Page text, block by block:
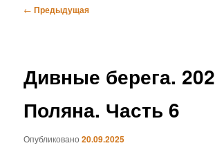
Навигация
← Предыдущая
Дивные берега.
Поляна. Часть 6
Опубликовано20.09.2025